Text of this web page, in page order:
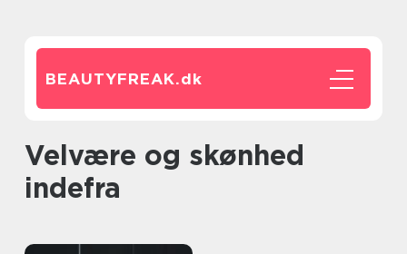
BEAUTYFREAK.dk
Velvære og skønhed
indefra